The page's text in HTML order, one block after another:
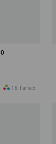
16 farieb